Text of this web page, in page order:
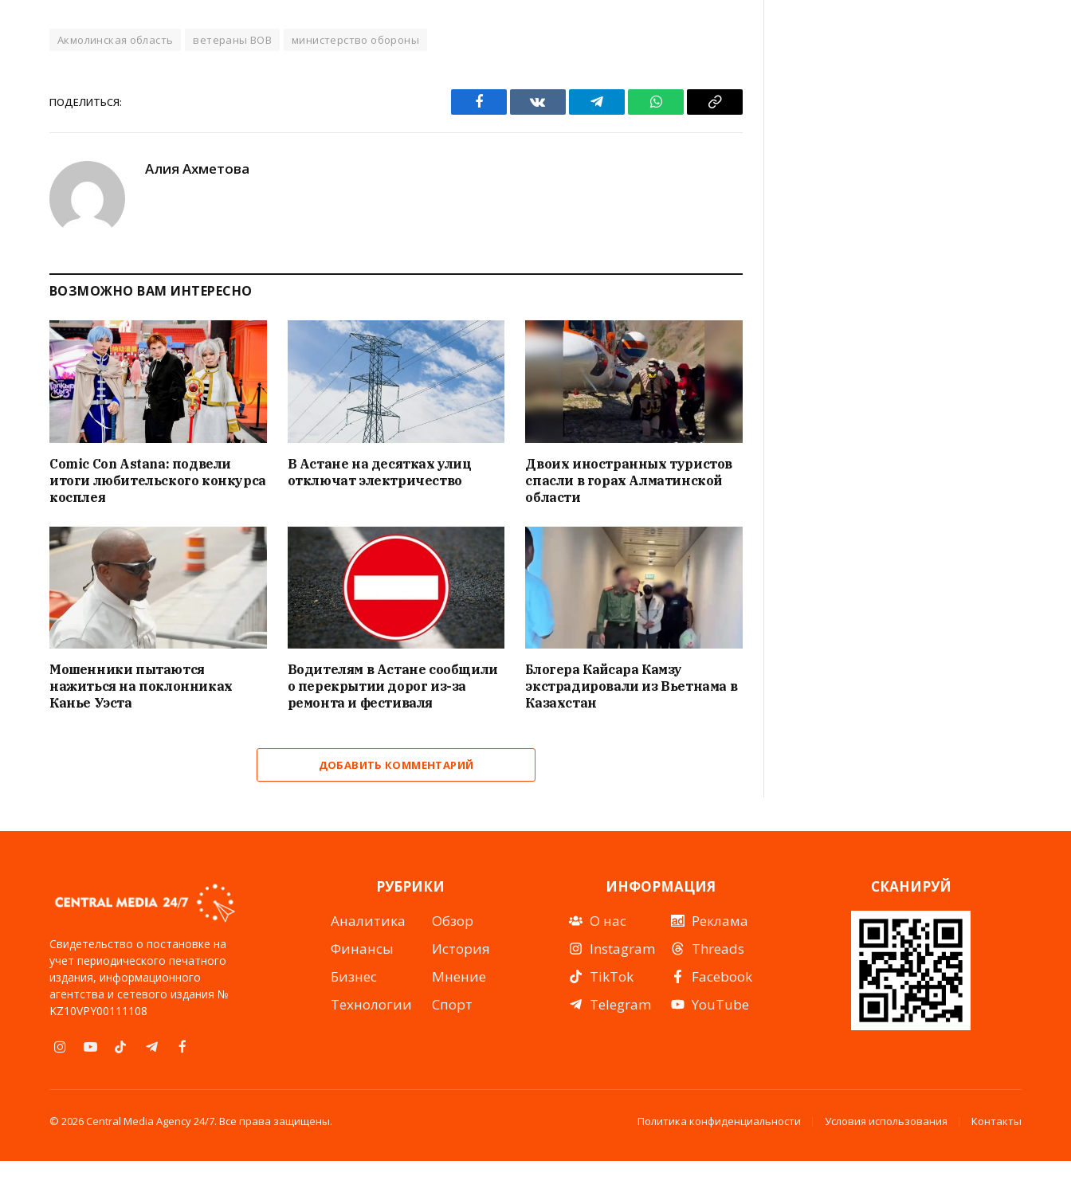
Акмолинская область ветераны ВОВ министерство обороны
ПОДЕЛИТЬСЯ:
Facebook VKontakteTelegram WhatsAppCopy
Алия Ахметова
ВОЗМОЖНО ВАМ ИНТЕРЕСНО
Comic Con Astana: подвели
итоги любительского конкурса
косплея
В Астане на десятках улиц
отключат электричество
Двоих иностранных туристов
спасли в горах Алматинской
области
Мошенники пытаются
нажиться на поклонниках
Канье Уэста
Водителям в Астане сообщили
о перекрытии дорог из-за
ремонта и фестиваля
Блогера Кайсара Камзу
экстрадировали из Вьетнама в
Казахстан
ДОБАВИТЬ КОММЕНТАРИЙ
Свидетельство о постановке на
учет периодического печатного
издания, информационного
агентства и сетевого издания №
KZ10VPY00111108
InstagramYouTubeTikTokTelegramFacebook
РУБРИКИ
Аналитика
Финансы
Бизнес
Технологии
Обзор
История
Мнение
Спорт
ИНФОРМАЦИЯ
О нас
Instagram
TikTok
Telegram
Реклама
Threads
Facebook
YouTube
СКАНИРУЙ
© 2026 Central Media Agency 24/7. Все права защищены. Политика конфиденциальности Условия использования Контакты